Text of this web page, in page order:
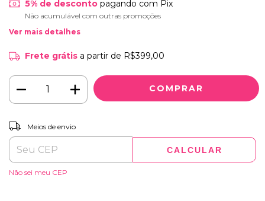
5% de descontopagando com Pix
Não acumulável com outras promoções
Ver mais detalhes
Frete grátis a partir de R$399,00
Entregas para o CEP:
Meios de envio
CALCULAR
Não sei meu CEP